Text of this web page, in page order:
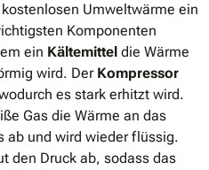
Umweltwärme ein
Komponenten
ein Kältemittel die Wärme
wird. Der Kompressor
es stark erhitzt wird.
Gas die Wärme an das
ab und wird wieder flüssig.
den Druck ab, sodass das